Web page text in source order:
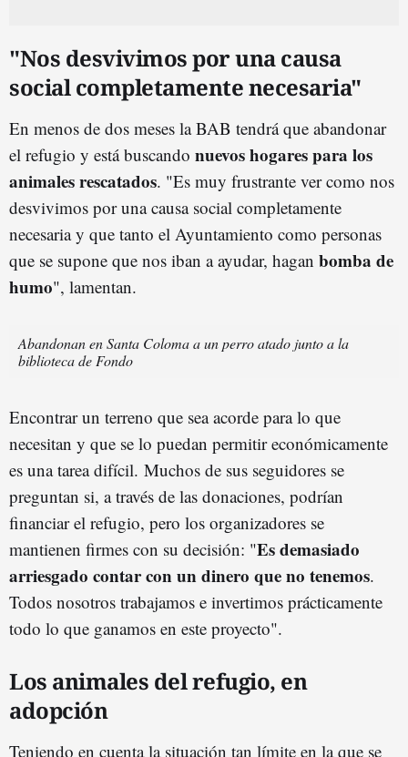
"Nos desvivimos por una causa
social completamente necesaria"
En menos de dos meses la BAB tendrá que abandonar
el refugio y está buscando nuevos hogares para los
animales rescatados. "Es muy frustrante ver como nos
desvivimos por una causa social completamente
necesaria y que tanto el Ayuntamiento como personas
que se supone que nos iban a ayudar, hagan bomba de
humo", lamentan.
Abandonan en Santa Coloma a un perro atado junto a la
biblioteca de Fondo
Encontrar un terreno que sea acorde para lo que
necesitan y que se lo puedan permitir económicamente
es una tarea difícil. Muchos de sus seguidores se
preguntan si, a través de las donaciones, podrían
financiar el refugio, pero los organizadores se
mantienen firmes con su decisión: "Es demasiado
arriesgado contar con un dinero que no tenemos.
Todos nosotros trabajamos e invertimos prácticamente
todo lo que ganamos en este proyecto".
Los animales del refugio, en
adopción
Teniendo en cuenta la situación tan límite en la que se